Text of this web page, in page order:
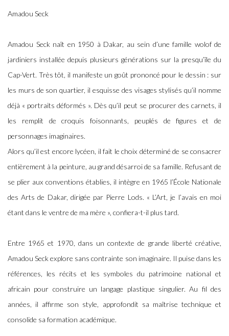
Amadou Seck
Amadou Seck naît en 1950 à Dakar, au sein d’une famille wolof de
jardiniers installée depuis plusieurs générations sur la presqu’île du
Cap-Vert. Très tôt, il manifeste un goût prononcé pour le dessin : sur
les murs de son quartier, il esquisse des visages stylisés qu’il nomme
déjà « portraits déformés ». Dès qu’il peut se procurer des carnets, il
les remplit de croquis foisonnants, peuplés de figures et de
personnages imaginaires.
Alors qu’il est encore lycéen, il fait le choix déterminé de se consacrer
entièrement à la peinture, au grand désarroi de sa famille. Refusant de
se plier aux conventions établies, il intègre en 1965 l’École Nationale
des Arts de Dakar, dirigée par Pierre Lods. « L’Art, je l’avais en moi
étant dans le ventre de ma mère », confiera-t-il plus tard.
Entre 1965 et 1970, dans un contexte de grande liberté créative,
Amadou Seck explore sans contrainte son imaginaire. Il puise dans les
références, les récits et les symboles du patrimoine national et
africain pour construire un langage plastique singulier. Au fil des
années, il affirme son style, approfondit sa maîtrise technique et
consolide sa formation académique.